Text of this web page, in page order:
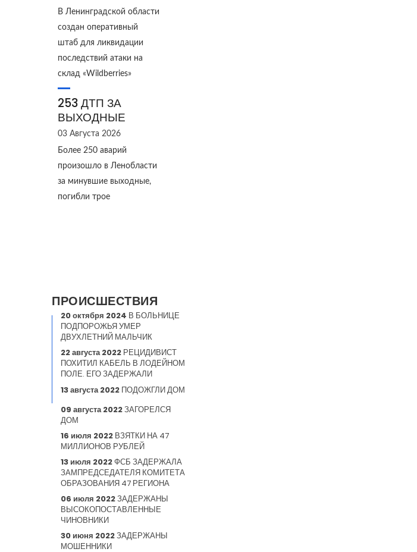
В Ленинградской области
создан оперативный
штаб для ликвидации
последствий атаки на
склад «Wildberries»
253 ДТП ЗА
ВЫХОДНЫЕ
03 Августа 2026
Более 250 аварий
произошло в Ленобласти
за минувшие выходные,
погибли трое
ПРОИСШЕСТВИЯ
20 октября 2024 В БОЛЬНИЦЕ
ПОДПОРОЖЬЯ УМЕР
ДВУХЛЕТНИЙ МАЛЬЧИК
22 августа 2022 РЕЦИДИВИСТ
ПОХИТИЛ КАБЕЛЬ В ЛОДЕЙНОМ
ПОЛЕ. ЕГО ЗАДЕРЖАЛИ
13 августа 2022 ПОДОЖГЛИ ДОМ
09 августа 2022ЗАГОРЕЛСЯ
ДОМ
16 июля 2022 ВЗЯТКИ НА 47
МИЛЛИОНОВ РУБЛЕЙ
13 июля 2022ФСБ ЗАДЕРЖАЛА
ЗАМПРЕДСЕДАТЕЛЯ КОМИТЕТА
ОБРАЗОВАНИЯ 47 РЕГИОНА
06 июля 2022ЗАДЕРЖАНЫ
ВЫСОКОПОСТАВЛЕННЫЕ
ЧИНОВНИКИ
30 июня 2022ЗАДЕРЖАНЫ
МОШЕННИКИ